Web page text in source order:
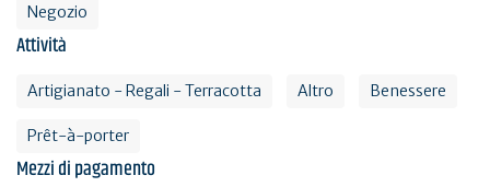
Negozio
Attività
Artigianato - Regali - Terracotta Altro Benessere
Prêt-à-porter
Mezzi di pagamento